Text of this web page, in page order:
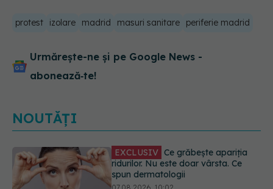
protest izolare madrid masuri sanitare periferie madrid
Urmărește-ne și pe Google News -
abonează‑te!
NOUTĂȚI
Ce se întâmplă cu colesterolul când
consumăm lactate integrale?
07.08.2026, 09:12